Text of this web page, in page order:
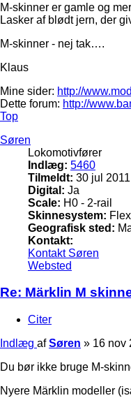
M-skinner er gamle og
Lasker af blødt jern, der
M-skinner - nej tak….
Klaus
Mine sider: http://
Dette forum: http://
Top
Søren
Lokomotivfører
Indlæg: 5460
Tilmeldt: 30 jul
Digital: Ja
Scale: H0 - 2-rail
Skinnesystem: Flex
Geografisk sted:
Kontakt:
Kontakt Søren
Websted
Re: Märklin M
Citer
Indlæg afSøren » 16 nov
Du bør ikke bruge M-
Nyere Märklin modeller